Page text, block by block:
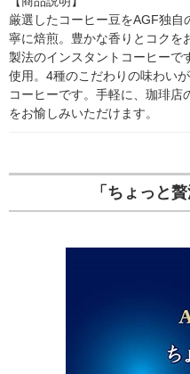
厳選したコーヒー豆をAGF独
寧に焙煎。豊かな香りとコクを
製法のインスタントコーヒーで
使用。4種のこだわりの味わい
コーヒーです。手軽に、珈琲店
をお愉しみいただけます。
「ちょっと